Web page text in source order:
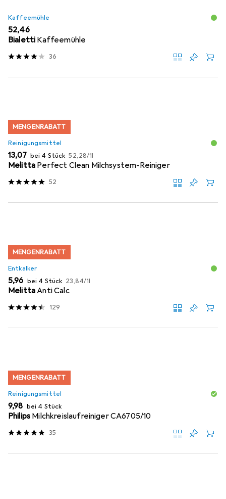
Kaffeemühle
EUR
52,46
Bialetti Kaffeemühle
36
MENGENRABATT
Reinigungsmittel
EUR
13,07 bei 4 Stück EUR
52,28/1l
Melitta Perfect Clean Milchsystem-Reiniger
52
MENGENRABATT
Entkalker
EUR
5,96 bei 4 Stück EUR
23,84/1l
MelittaAnti Calc
129
MENGENRABATT
Reinigungsmittel
EUR
9,98 bei 4 Stück
Philips Milchkreislaufreiniger CA6705/10
35